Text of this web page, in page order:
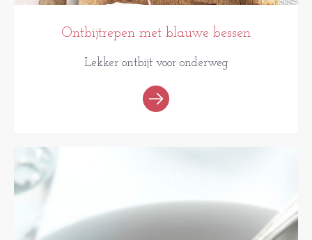
Ontbijtrepen met blauwe bessen
Lekker ontbijt voor onderweg